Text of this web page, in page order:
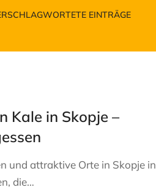
EINTRÄGE
Kale in Skopje –
und attraktive Orte in Skopje in
die…